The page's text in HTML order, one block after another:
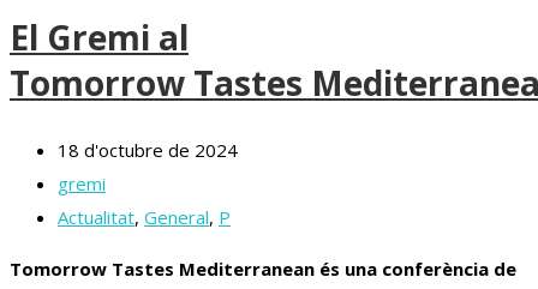
El Gremi al
Tomorrow Tastes
18 d'octubre de 2024
gremi
Actualitat, General, P
Tomorrow Tastes Mediterranean és una conferència de